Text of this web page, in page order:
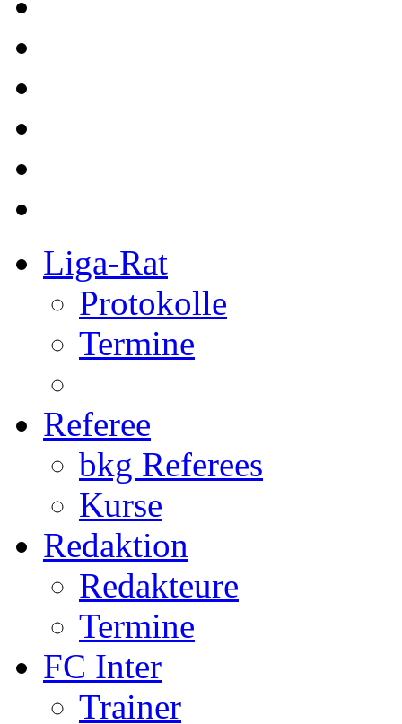
bkg Referees
Kurse
Redaktion
Termine
FC Inter
Trainer
Termine
Street Footb Work
S.F. Worker
Quartiere
Kontakt